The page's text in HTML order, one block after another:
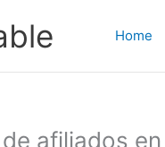
Home
afiliados